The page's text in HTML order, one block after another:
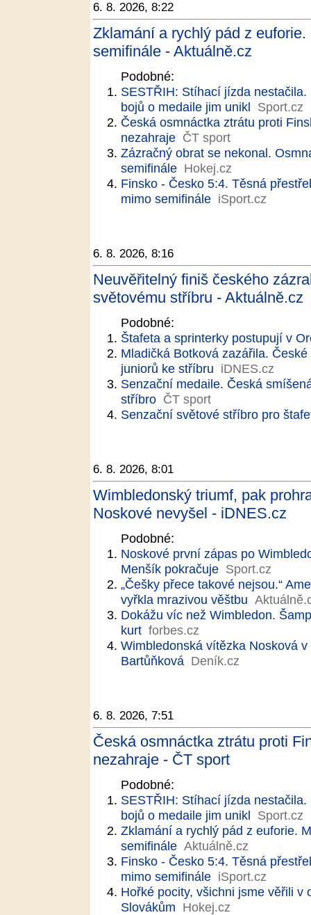
6. 8. 2026, 8:22
Zklamání a rychlý pád z
semifinále - Aktuálně.cz
Podobné:
SESTŘIH: Stíhací jízda
bojů o medaile jim unikl Sport.cz
Česká osmnáctka ztrátu proti
nezahraje ČT sport
Zázračný obrat se nekonal.
semifinále Hokej.cz
Finsko - Česko 5:4. Těsná
mimo semifinále iSport.cz
6. 8. 2026, 8:16
Neuvěřitelný finiš českého
světovému stříbru - Aktuálně.cz
Podobné:
Štafeta a sprinterky postupují v
Mladičká Botková zazářila.
juniorů ke stříbru iDNES.cz
Senzační medaile. Česká
stříbro ČT sport
Senzační světové stříbro pro
6. 8. 2026, 8:01
Wimbledonský triumf, pak
Noskové nevyšel - iDNES.cz
Podobné:
Noskové první zápas po
Menšík pokračuje Sport.cz
„Češky přece takové nejsou.“
vyřkla mrazivou věštbu
Dokážu víc než Wimbledon.
kurt forbes.cz
Wimbledonská vítězka Nosková
Bartůňková Deník.cz
6. 8. 2026, 7:51
Česká osmnáctka ztrátu proti
nezahraje - ČT sport
Podobné:
SESTŘIH: Stíhací jízda
bojů o medaile jim unikl Sport.cz
Zklamání a rychlý pád z euforie.
semifinále Aktuálně.cz
Finsko - Česko 5:4. Těsná
mimo semifinále iSport.cz
Hořké pocity, všichni jsme věřili v
Slovákům Hokej.cz